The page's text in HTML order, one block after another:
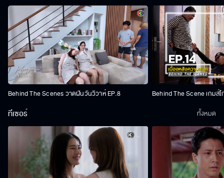
Behind The Scenes วาดฝันวันวิวาห์ EP.8 Behind The Scene เกมส์
ทีเซอร์ ทั้งหมด